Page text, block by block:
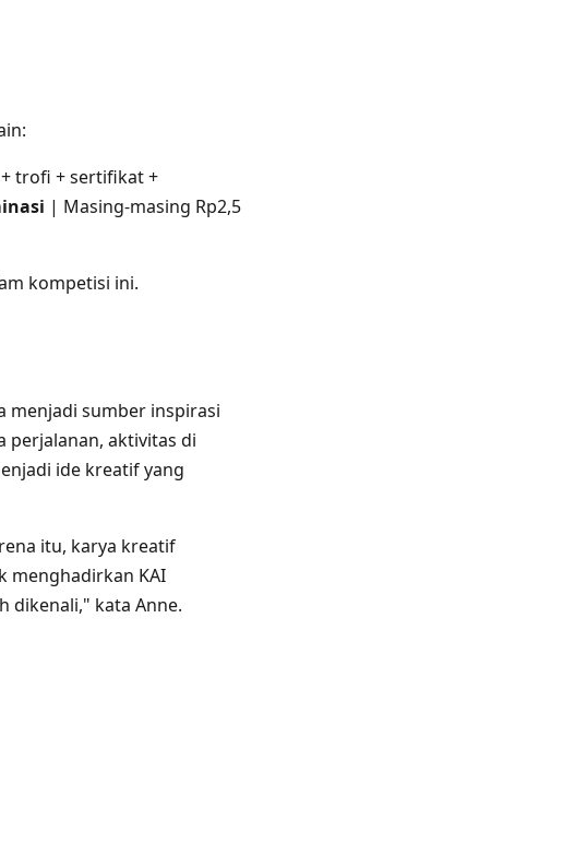
trofi + sertifikat +
| Masing-masing Rp2,5
kompetisi ini.
menjadi sumber inspirasi
perjalanan, aktivitas di
ide kreatif yang
itu, karya kreatif
menghadirkan KAI
dikenali," kata Anne.